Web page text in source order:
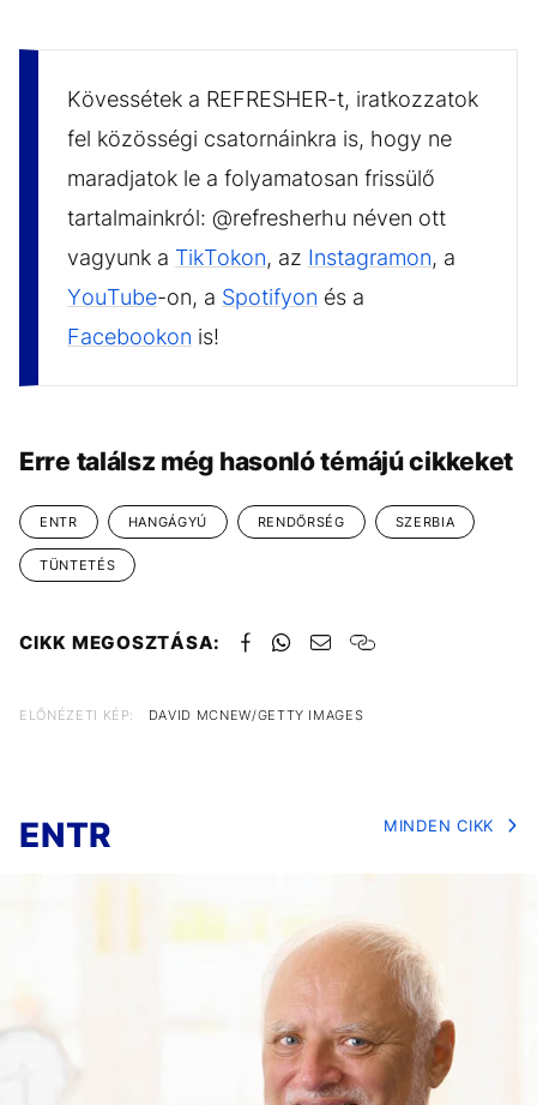
Kövessétek a REFRESHER-t, iratkozzatok
fel közösségi csatornáinkra is, hogy ne
maradjatok le a folyamatosan frissülő
tartalmainkról: @refresherhu néven ott
vagyunk a TikTokon, az Instagramon, a
YouTube-on, a Spotifyon és a
Facebookon is!
Erre találsz még hasonló témájú cikkeket
ENTR HANGÁGYÚ RENDŐRSÉG SZERBIA
TÜNTETÉS
CIKK MEGOSZTÁSA:
ELŐNÉZETI KÉP: DAVID MCNEW/GETTY IMAGES
ENTR MINDEN CIKK